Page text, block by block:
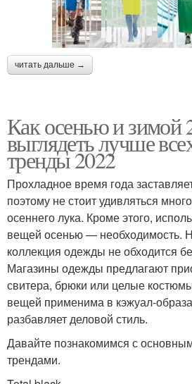
читать дальше →
Как осенью и зимой
выглядеть лучше
тренды 2022
Прохладное время года
поэтому не стоит удивляться
осеннего лука. Кроме этого,
вещей осенью — необходимость.
коллекция одежды не обходится
Магазины одежды предлагают
свитера, брюки или целые
вещей применима в кэжуал-
разбавляет деловой стиль.
Давайте познакомимся с
трендами.